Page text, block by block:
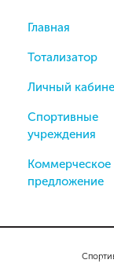
Главная
Тотализатор
Личный
Спортивные
учреждения
Коммерческое
предложение